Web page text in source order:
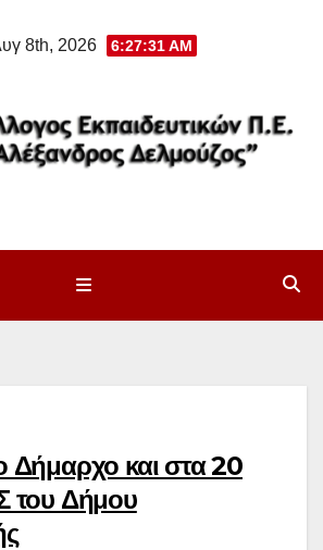
8th, 2026 6:27:32 AM
Δήμαρχο και στα 20
του Δήμου